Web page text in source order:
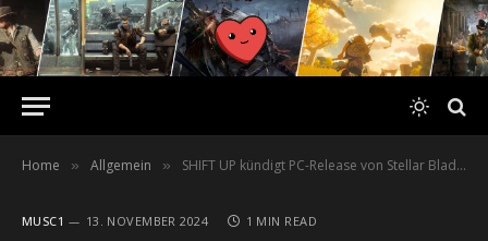
Home » Allgemein » SHIFT UP kündigt PC-Release von Stellar Blade für 2025 an
MUSC1 13. NOVEMBER 2024 1 MIN READ